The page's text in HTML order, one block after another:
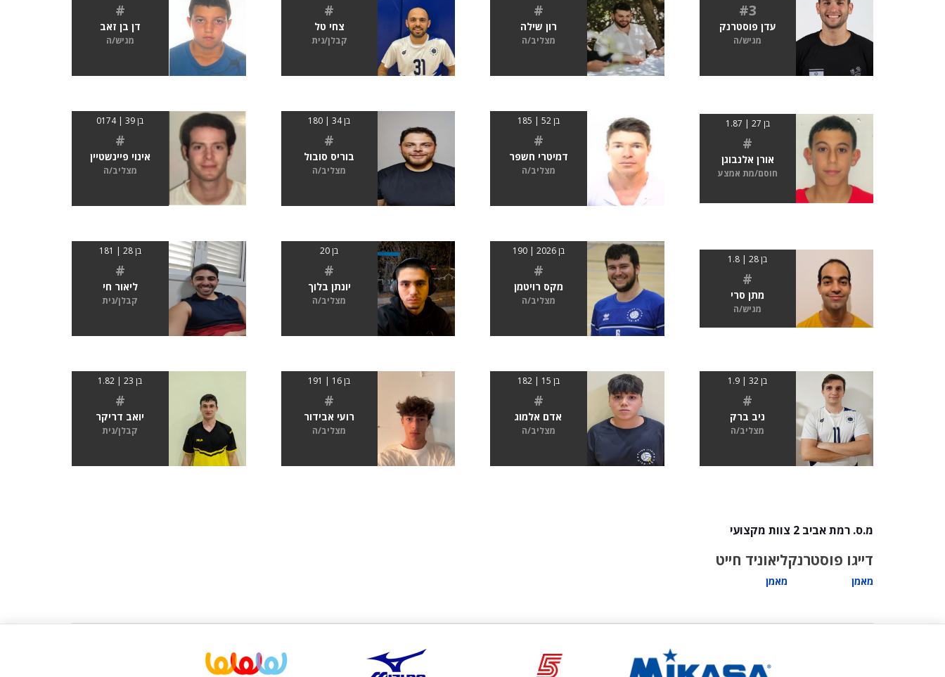
#3
עדן פוסטרנק
מגיש/ה
#
רון שילה
מצליב/ה
#
צחי טל
קבלן/נית
#
דן בן זאב
מגיש/ה
בן 27 | 1.87
#
אורן אלנבוגן
חוסם/מת אמצע
בן 52 | 185
#
דמיטרי חשפר
מצליב/ה
בן 34 | 180
#
בוריס סובול
מצליב/ה
בן 39 | 0174
#
אינוי פיינשטיין
מצליב/ה
בן 28 | 1.8
#
מתן סרי
מגיש/ה
בן 2026 | 190
#
מקס רויטמן
מצליב/ה
בן 20
#
יונתן בלוך
מצליב/ה
בן 28 | 181
#
ליאור חי
קבלן/נית
בן 32 | 1.9
#
ניב ברק
מצליב/ה
בן 15 | 182
#
אדם אלמוג
מצליב/ה
בן 16 | 191
#
רועי אבידור
מצליב/ה
בן 23 | 1.82
#
יואב דריקר
קבלן/נית
מ.ס. רמת אביב 2 צוות מקצועי
דייגו פוסטרנק
מאמן
ליאוניד חייט
מאמן